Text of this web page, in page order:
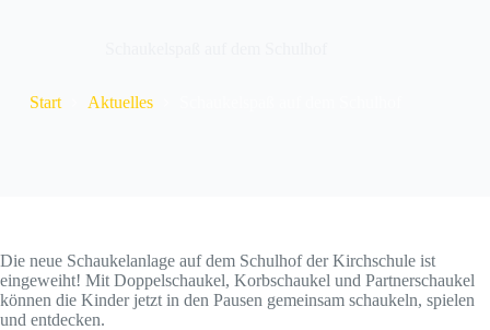
Start Aktuelles
Die neue Schaukelanlage auf dem Schulhof der Kirchschule ist
eingeweiht! Mit Doppelschaukel, Korbschaukel und Partnerschaukel
können die Kinder jetzt in den Pausen gemeinsam schaukeln, spielen
und entdecken.